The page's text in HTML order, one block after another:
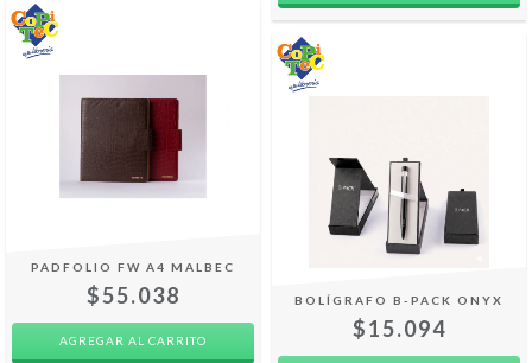
PADFOLIO FW A4 MALBEC
$55.038 BOLÍGRAFO B-PACK ONYX
$15.094